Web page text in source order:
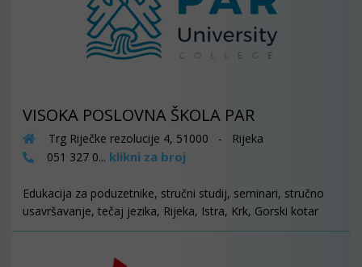
VISOKA POSLOVNA ŠKOLA PAR
Trg Riječke rezolucije 4, 51000 - Rijeka
051 327 0... klikni za broj
Edukacija za poduzetnike, stručni studij, seminari, stručno
usavršavanje, tečaj jezika, Rijeka, Istra, Krk, Gorski kotar